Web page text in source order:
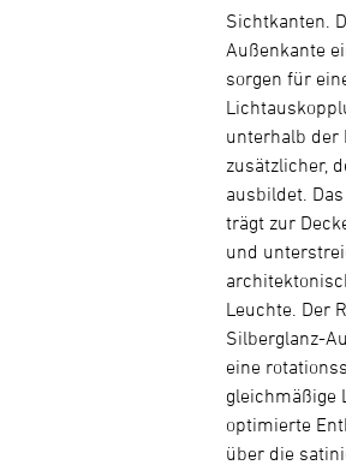
Sichtkanten.
Außenkante
sorgen für
unterhalb der
zusätzlicher,
ausbildet.
trägt zur
und
Leuchte. Der
Silberglanz-
eine
gleichmäßige
optimierte
über die